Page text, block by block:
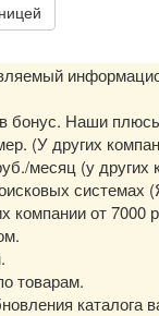
бонус. Наши
(У других
месяц (у других
системах
компании от 7000
товарам.
каталога